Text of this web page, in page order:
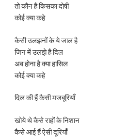
तो कौन है किसका दोषी
कोई क्या कहे
कैसी उलझनों के ये जाल है
जिन में उलझे है दिल
अब होना है क्या हासिल
कोई क्या कहे
दिल की हैं कैसी मजबूरियाँ
खोये थे कैसे राहों के निशान
कैसे आई हैं ऐसी दूरियाँ